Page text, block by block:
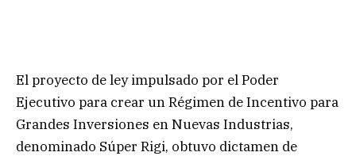
El proyecto de ley impulsado por el Poder
Ejecutivo para crear un Régimen de Incentivo para
Grandes Inversiones en Nuevas Industrias,
denominado Súper Rigi, obtuvo dictamen de